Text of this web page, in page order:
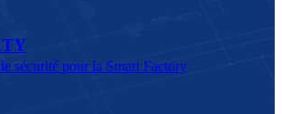
sécurité pour la Smart Factory